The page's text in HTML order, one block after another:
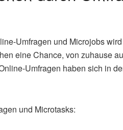
Umfragen und Microjobs
eine Chance, von zuhause
Umfragen haben sich in
und Microtasks: